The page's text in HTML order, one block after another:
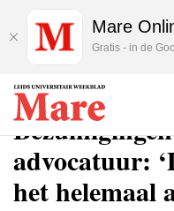
ACHTERGROND
advocatuur:
het helemaal
Mare
Gratis - in de